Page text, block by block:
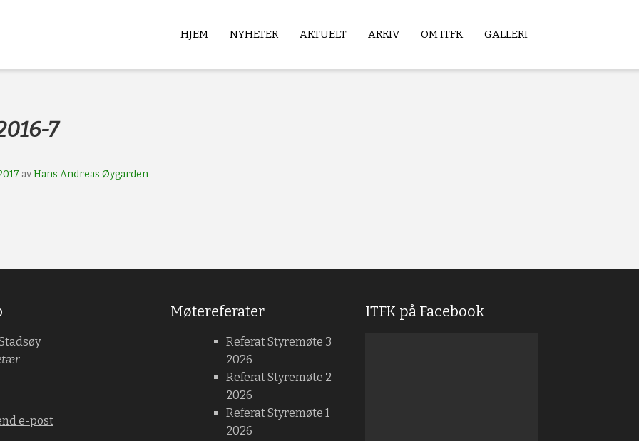
HJEM NYHETER AKTUELT ARKIV OM ITFK GALLERI
7
avHans Andreas Øygarden
e-post
Møtereferater
Referat Styremøte 3
2026
Referat Styremøte 2
2026
Referat Styremøte 1
2026
ITFK på Facebook